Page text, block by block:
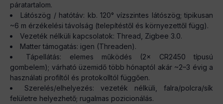
páratartalom.
Látószög / hatótáv: kb. 120° vízszintes látószög; tipikusan
~6 m érzékelési távolság (telepítéstől és környezettől függ).
Vezeték nélküli kapcsolatok: Thread, Zigbee 3.0.
Matter támogatás: igen (Threaden).
Tápellátás: elemes működés (2× CR2450 típusú
gombelem); várható üzemidő több hónaptól akár ~2–3 évig a
használati profiltól és protokolltól függően.
Szerelés/elhelyezés: vezeték nélküli, falra/polcra/sík
felületre helyezhető; rugalmas pozicionálás.